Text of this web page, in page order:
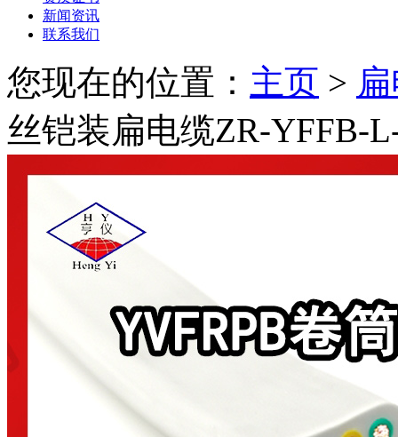
新闻资讯
联系我们
您现在的位置： 主页 >
丝铠装扁电缆ZR-YFFB-